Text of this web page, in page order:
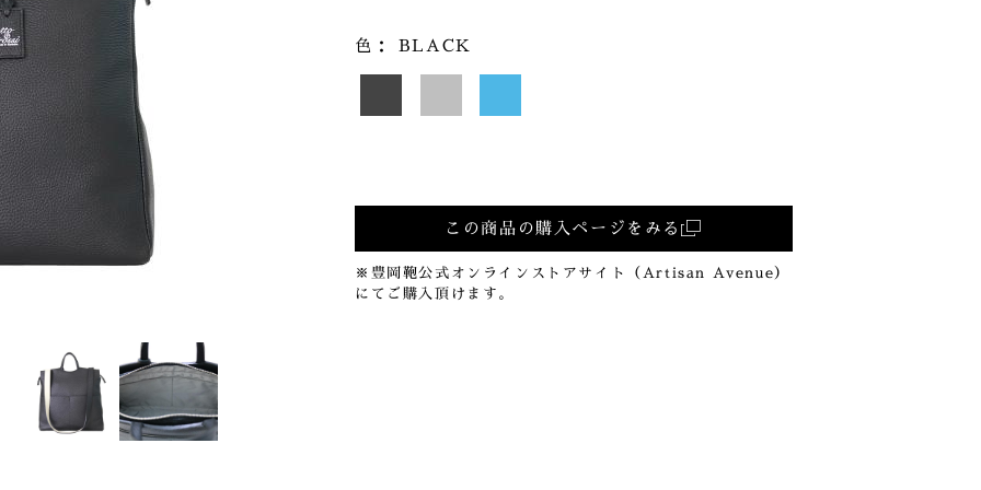
色： BLACK
この商品の購入ページをみる
※豊岡鞄公式オンラインストアサイト（Artisan Avenue）
にてご購入頂けます。